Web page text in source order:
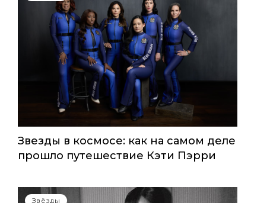
Звезды в космосе: как на самом деле
прошло путешествие Кэти Пэрри
Звёзды